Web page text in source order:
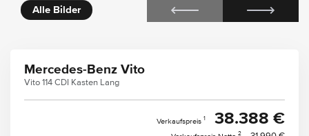
Alle Bilder
Mercedes-Benz Vito
Vito 114 CDI Kasten Lang
Verkaufspreis 1 38.388 €
2